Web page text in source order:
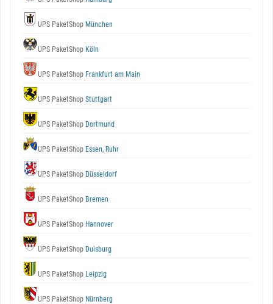
UPS PaketShop München
UPS PaketShop Köln
UPS PaketShop Frankfurt am Main
UPS PaketShop Stuttgart
UPS PaketShop Dortmund
UPS PaketShop Essen, Ruhr
UPS PaketShop Düsseldorf
UPS PaketShop Bremen
UPS PaketShop Hannover
UPS PaketShop Duisburg
UPS PaketShop Leipzig
UPS PaketShop Nürnberg